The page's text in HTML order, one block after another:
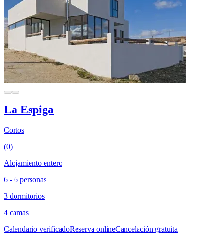
La Espiga
Cortos
(0)
Alojamiento entero
6 - 6 personas
3 dormitorios
4 camas
Calendario verificadoReserva onlineCancelación gratuita